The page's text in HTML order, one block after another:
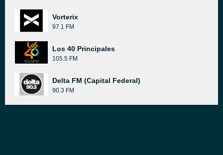
Vorterix
97.1 FM
Los 40 Principales
105.5 FM
Delta FM (Capital Federal)
90.3 FM